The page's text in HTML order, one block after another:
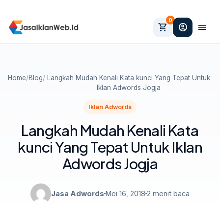
shopping_cart
0
account_circle menu
Home/Blog/ Langkah Mudah Kenali Kata kunci Yang Tepat Untuk
Iklan Adwords Jogja
Iklan Adwords
Langkah Mudah Kenali Kata
kunci Yang Tepat Untuk Iklan
Adwords Jogja
Jasa Adwords Mei 16, 2018 2 menit baca